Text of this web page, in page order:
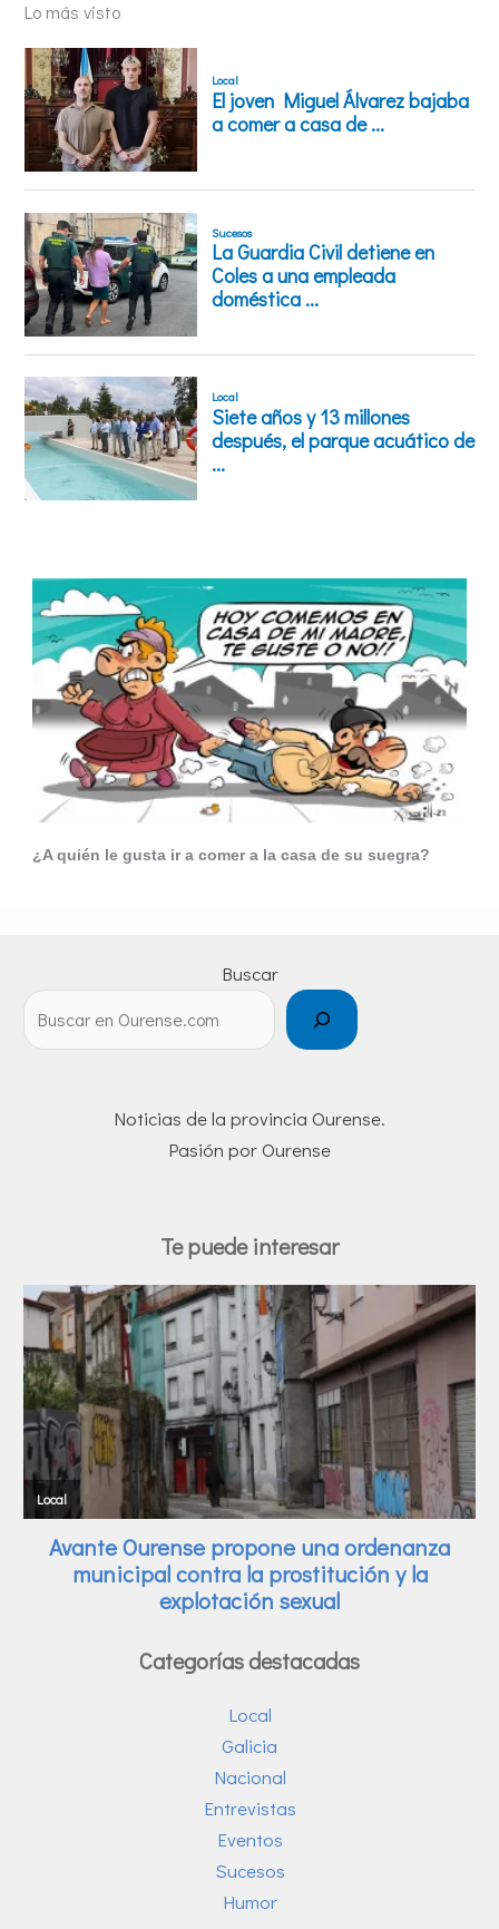
Lo más visto
¿A quién le gusta ir a comer a la casa de su suegra?
Buscar
Noticias de la provincia Ourense.
Pasión por Ourense
Te puede interesar
Categorías destacadas
Local
Galicia
Nacional
Entrevistas
Eventos
Sucesos
Humor